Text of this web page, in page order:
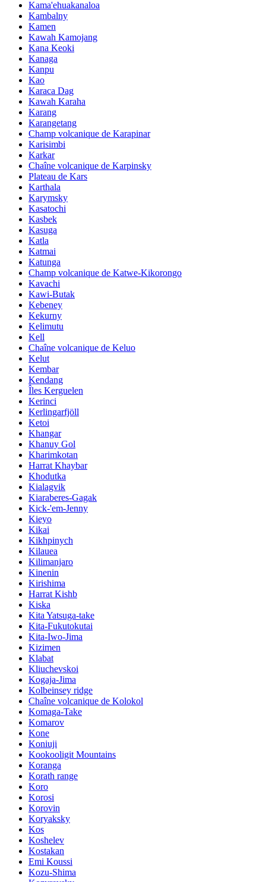
Kama'ehuakanaloa
Kambalny
Kamen
Kawah Kamojang
Kana Keoki
Kanaga
Kanpu
Kao
Karaca Dag
Kawah Karaha
Karang
Karangetang
Champ volcanique de Karapinar
Karisimbi
Karkar
Chaîne volcanique de Karpinsky
Plateau de Kars
Karthala
Karymsky
Kasatochi
Kasbek
Kasuga
Katla
Katmai
Katunga
Champ volcanique de Katwe-Kikorongo
Kavachi
Kawi-Butak
Kebeney
Kekurny
Kelimutu
Kell
Chaîne volcanique de Keluo
Kelut
Kembar
Kendang
Îles Kerguelen
Kerinci
Kerlingarfjöll
Ketoi
Khangar
Khanuy Gol
Kharimkotan
Harrat Khaybar
Khodutka
Kialagvik
Kiaraberes-Gagak
Kick-'em-Jenny
Kieyo
Kikai
Kikhpinych
Kilauea
Kilimanjaro
Kinenin
Kirishima
Harrat Kishb
Kiska
Kita Yatsuga-take
Kita-Fukutokutai
Kita-Iwo-Jima
Kizimen
Klabat
Kliuchevskoi
Kogaja-Jima
Kolbeinsey ridge
Chaîne volcanique de Kolokol
Komaga-Take
Komarov
Kone
Koniuji
Kookooligit Mountains
Koranga
Korath range
Koro
Korosi
Korovin
Koryaksky
Kos
Koshelev
Kostakan
Emi Koussi
Kozu-Shima